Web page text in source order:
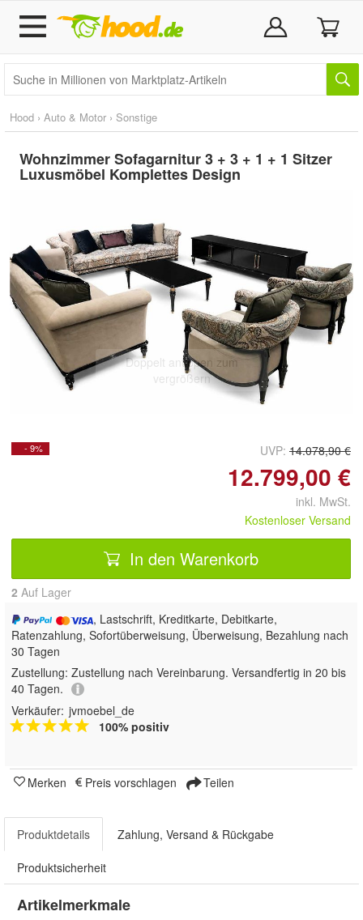
Hood › Auto & Motor › Sonstige
Wohnzimmer Sofagarnitur 3 + 3 + 1 + 1 Sitzer
Luxusmöbel Komplettes Design
Doppelt antippen zum
vergrößern
- 9% UVP: 14.078,90 €
12.799,00 €
inkl. MwSt.
Kostenloser Versand
In den Warenkorb
2 Auf Lager
, Lastschrift, Kreditkarte, Debitkarte,
Ratenzahlung, Sofortüberweisung, Überweisung, Bezahlung nach
30 Tagen
Zustellung: Zustellung nach Vereinbarung. Versandfertig in 20 bis
40 Tagen.
Verkäufer: jvmoebel_de
100% positiv
Merken Preis vorschlagen Teilen
Produktdetails Zahlung, Versand & Rückgabe
Produktsicherheit
Artikelmerkmale